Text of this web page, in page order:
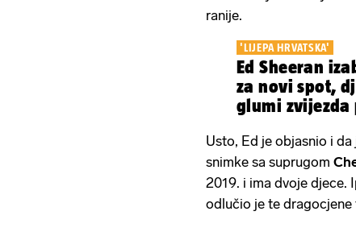
ranije.
'LIJEPA HRVATSKA'
Ed Sheeran
za novi spot,
glumi zvijezda
Usto, Ed je objasnio i
snimke sa suprugom
2019. i ima dvoje djece.
odlučio je te